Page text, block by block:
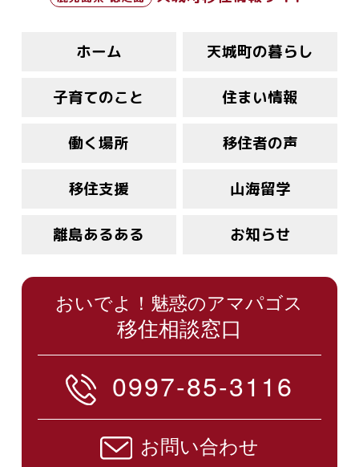
ホーム 天城町の暮らし
子育てのこと 住まい情報
働く場所 移住者の声
移住支援 山海留学
離島あるある お知らせ
おいでよ！魅惑のアマパゴス
移住相談窓口
0997-85-3116
お問い合わせ